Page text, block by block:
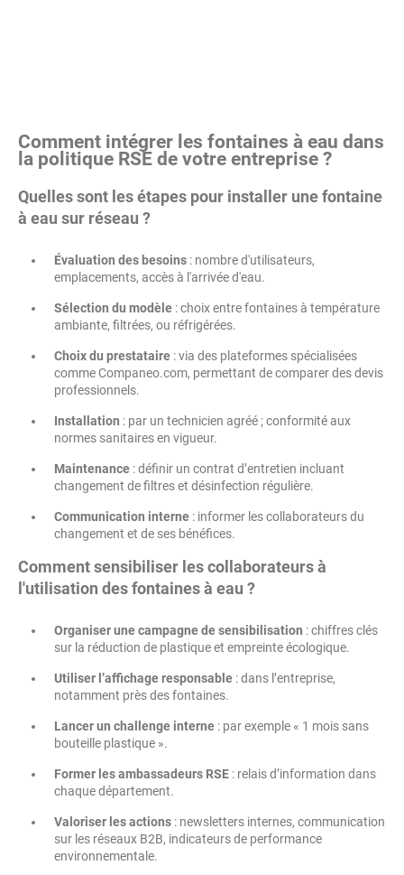
Comment intégrer les fontaines à eau dans
la politique RSE de votre entreprise ?
Quelles sont les étapes pour installer une fontaine
à eau sur réseau ?
Évaluation des besoins : nombre d'utilisateurs,
emplacements, accès à l'arrivée d'eau.
Sélection du modèle : choix entre fontaines à température
ambiante, filtrées, ou réfrigérées.
Choix du prestataire : via des plateformes spécialisées
comme Companeo.com, permettant de comparer des devis
professionnels.
Installation : par un technicien agréé ; conformité aux
normes sanitaires en vigueur.
Maintenance : définir un contrat d’entretien incluant
changement de filtres et désinfection régulière.
Communication interne : informer les collaborateurs du
changement et de ses bénéfices.
Comment sensibiliser les collaborateurs à
l'utilisation des fontaines à eau ?
Organiser une campagne de sensibilisation : chiffres clés
sur la réduction de plastique et empreinte écologique.
Utiliser l’affichage responsable : dans l’entreprise,
notamment près des fontaines.
Lancer un challenge interne : par exemple « 1 mois sans
bouteille plastique ».
Former les ambassadeurs RSE : relais d’information dans
chaque département.
Valoriser les actions : newsletters internes, communication
sur les réseaux B2B, indicateurs de performance
environnementale.